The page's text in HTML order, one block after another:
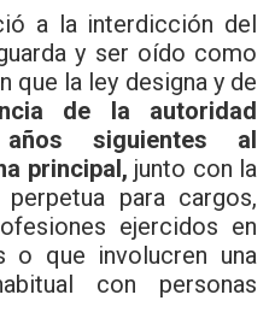
a la interdicción del
y ser oído como
que la ley designa y de
de la autoridad
siguientes al
principal, junto con la
para cargos,
ejercidos en
o que involucren una
con personas